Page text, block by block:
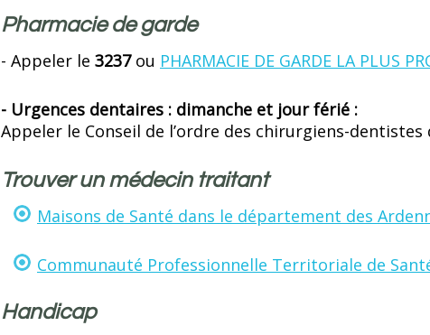
Pharmacie de garde
- Appeler le 3237ou PHARMACIE DE GARDE LA PLUS
- Urgences dentaires : dimanche et jour férié :
Appeler le Conseil de l’ordre des chirurgiens-dentistes
Trouver un médecin traitant
Maisons de Santé dans le département des
Communauté Professionnelle Territoriale de
Handicap